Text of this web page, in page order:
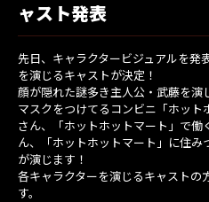
ャスト発表
先日、キャラクタービジュアルを発
を演じるキャストが決定！
顔が隠れた謎多き主人公・武藤を演
マスクをつけてるコンビニ「ホッ
さん、「ホットホットマート」で働
ん、「ホットホットマート」に住
が演じます！
各キャラクターを演じるキャストの
す。